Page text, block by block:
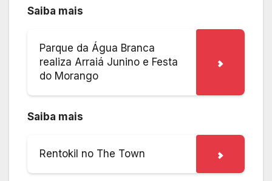
Saiba mais
Parque da Água Branca
realiza Arraiá Junino e Festa
do Morango
Saiba mais
Rentokil no The Town